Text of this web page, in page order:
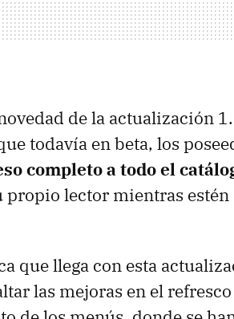
de la actualización
todavía en beta, los
completo a todo el
lector mientras
que llega con esta
las mejoras en el